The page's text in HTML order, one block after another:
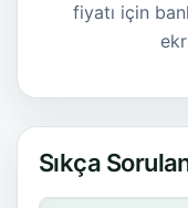
fiyatı için
Sıkça